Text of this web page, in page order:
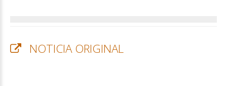
NOTICIA ORIGINAL